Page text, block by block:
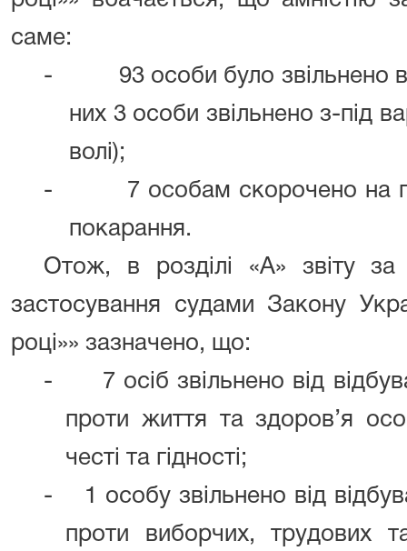
саме:
-
93 особи було звільнено
них 3 особи звільнено з-під
волі);
-
7 особам скорочено на
покарання.
Отож, в розділі «А» звіту
застосування судами Закону
році»» зазначено, що:
-
7 осіб звільнено від
проти життя та здоров’я
честі та гідності;
-
1 особу звільнено від
проти виборчих, трудових